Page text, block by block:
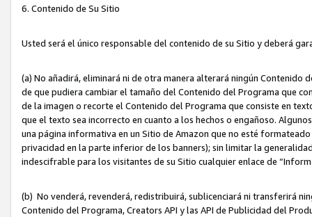
6. Contenido de Su Sitio
Usted será el único responsable del contenido de su Sitio y deberá
(a) No añadirá, eliminará ni de otra manera alterará ningún
de que pudiera cambiar el tamaño del Contenido del Programa que
de la imagen o recorte el Contenido del Programa que consiste en
que el texto sea incorrecto en cuanto a los hechos o engañoso.
una página informativa en un Sitio de Amazon que no esté
privacidad en la parte inferior de los banners); sin limitar la
indescifrable para los visitantes de su Sitio cualquier enlace de
(b) No venderá, revenderá, redistribuirá, sublicenciará ni transferirá
Contenido del Programa, Creators API y las API de Publicidad del